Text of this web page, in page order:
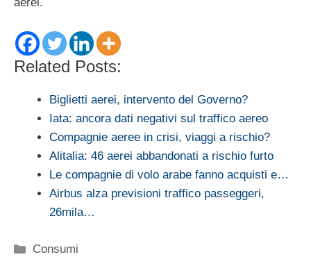
aerei.
Related Posts:
Biglietti aerei, intervento del Governo?
Iata: ancora dati negativi sul traffico aereo
Compagnie aeree in crisi, viaggi a rischio?
Alitalia: 46 aerei abbandonati a rischio furto
Le compagnie di volo arabe fanno acquisti e…
Airbus alza previsioni traffico passeggeri,
26mila…
Categorie
Consumi